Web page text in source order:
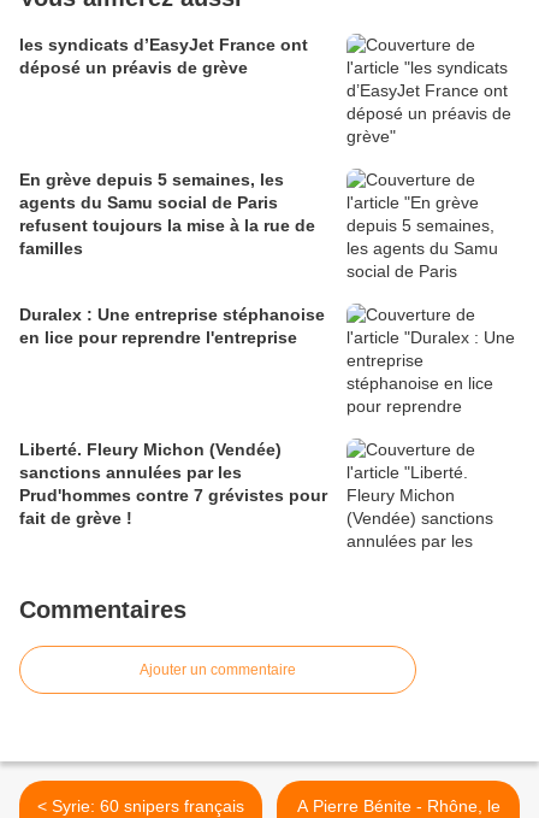
les syndicats d’EasyJet France ont
déposé un préavis de grève
En grève depuis 5 semaines, les
agents du Samu social de Paris
refusent toujours la mise à la rue de
familles
Duralex : Une entreprise stéphanoise
en lice pour reprendre l'entreprise
Liberté. Fleury Michon (Vendée)
sanctions annulées par les
Prud'hommes contre 7 grévistes pour
fait de grève !
Commentaires
Ajouter un commentaire
< Syrie: 60 snipers français
A Pierre Bénite - Rhône, le